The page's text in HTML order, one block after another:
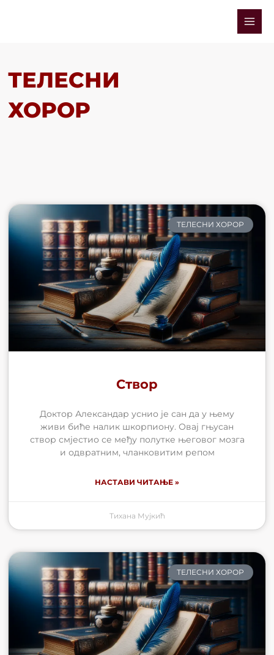
Main
ТЕЛЕСНИ
ХОРОР
ТЕЛЕСНИ ХОРОР
Створ
Доктор Александар уснио је сан да у њему
живи биће налик шкорпиону. Овај гњусан
створ смјестио се међу полутке његовог мозга
и одвратним, чланковитим репом
НАСТАВИ ЧИТАЊЕ »
Тихана Мујкић
ТЕЛЕСНИ ХОРОР